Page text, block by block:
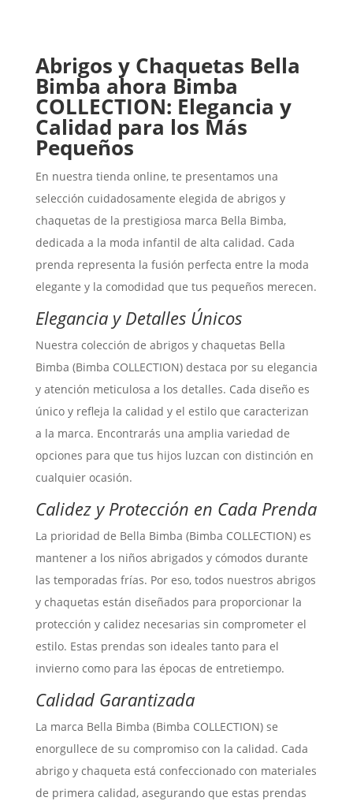
Abrigos y Chaquetas Bella
Bimba ahora Bimba
COLLECTION: Elegancia y
Calidad para los Más
Pequeños
En nuestra tienda online, te presentamos una
selección cuidadosamente elegida de abrigos y
chaquetas de la prestigiosa marca Bella Bimba,
dedicada a la moda infantil de alta calidad. Cada
prenda representa la fusión perfecta entre la moda
elegante y la comodidad que tus pequeños merecen.
Elegancia y Detalles Únicos
Nuestra colección de abrigos y chaquetas Bella
Bimba (Bimba COLLECTION) destaca por su elegancia
y atención meticulosa a los detalles. Cada diseño es
único y refleja la calidad y el estilo que caracterizan
a la marca. Encontrarás una amplia variedad de
opciones para que tus hijos luzcan con distinción en
cualquier ocasión.
Calidez y Protección en Cada Prenda
La prioridad de Bella Bimba (Bimba COLLECTION) es
mantener a los niños abrigados y cómodos durante
las temporadas frías. Por eso, todos nuestros abrigos
y chaquetas están diseñados para proporcionar la
protección y calidez necesarias sin comprometer el
estilo. Estas prendas son ideales tanto para el
invierno como para las épocas de entretiempo.
Calidad Garantizada
La marca Bella Bimba (Bimba COLLECTION) se
enorgullece de su compromiso con la calidad. Cada
abrigo y chaqueta está confeccionado con materiales
de primera calidad, asegurando que estas prendas